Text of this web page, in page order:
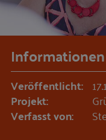
Informationen
Veröffentlicht:
Projekt:
Verfasst von: